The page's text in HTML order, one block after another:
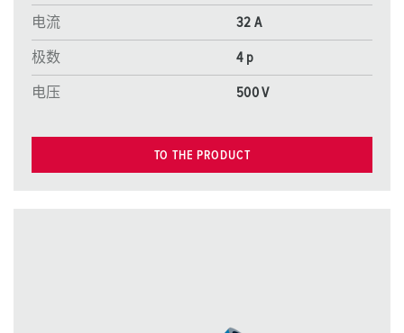
电流 32 A
极数 4 p
电压 500 V
TO THE PRODUCT